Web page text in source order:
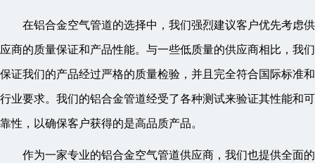
在铝合金空气管道的选择中，我们强烈建议客户优先考虑供
应商的质量保证和产品性能。与一些低质量的供应商相比，我们
保证我们的产品经过严格的质量检验，并且完全符合国际标准和
行业要求。我们的铝合金管道经受了各种测试来验证其性能和可
靠性，以确保客户获得的是高品质产品。
作为一家专业的铝合金空气管道供应商，我们也提供全面的